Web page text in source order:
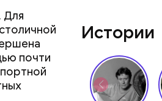
Для
почти
Истории